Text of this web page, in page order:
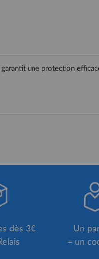
une protection
dès 3€
Un
= un